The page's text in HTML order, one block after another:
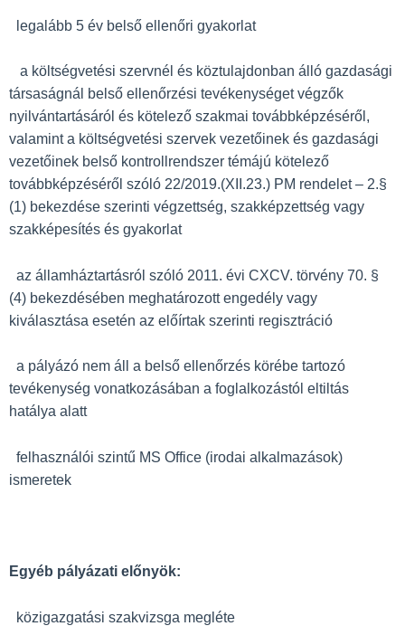
legalább 5 év belső ellenőri gyakorlat
a költségvetési szervnél és köztulajdonban álló gazdasági
társaságnál belső ellenőrzési tevékenységet végzők
nyilvántartásáról és kötelező szakmai továbbképzéséről,
valamint a költségvetési szervek vezetőinek és gazdasági
vezetőinek belső kontrollrendszer témájú kötelező
továbbképzéséről szóló 22/2019.(XII.23.) PM rendelet – 2.§
(1) bekezdése szerinti végzettség, szakképzettség vagy
szakképesítés és gyakorlat
az államháztartásról szóló 2011. évi CXCV. törvény 70. §
(4) bekezdésében meghatározott engedély vagy
kiválasztása esetén az előírtak szerinti regisztráció
a pályázó nem áll a belső ellenőrzés körébe tartozó
tevékenység vonatkozásában a foglalkozástól eltiltás
hatálya alatt
felhasználói szintű MS Office (irodai alkalmazások)
ismeretek
Egyéb pályázati előnyök:
közigazgatási szakvizsga megléte